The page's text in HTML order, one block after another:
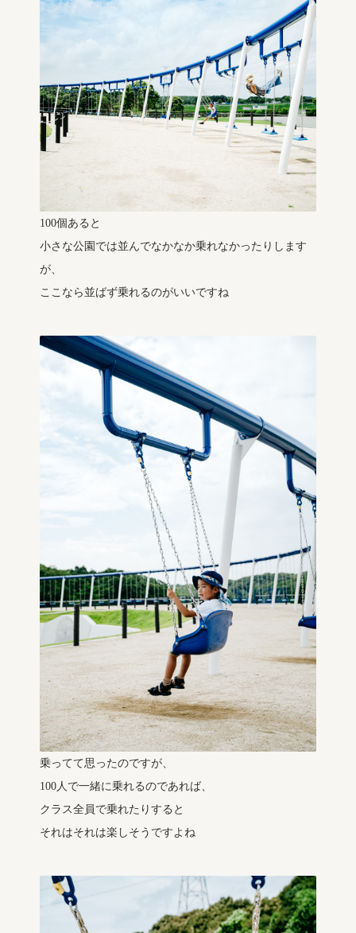
100個あると
小さな公園では並んでなかなか乗れなかったりします
が、
ここなら並ばず乗れるのがいいですね
乗ってて思ったのですが、
100人で一緒に乗れるのであれば、
クラス全員で乗れたりすると
それはそれは楽しそうですよね